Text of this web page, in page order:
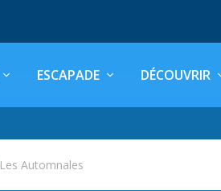
ESCAPADE DÉCOUVRIR
Les Automnales